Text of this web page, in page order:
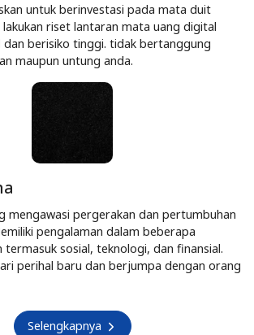
untuk berinvestasi pada mata duit
riset lantaran mata uang digital
dan berisiko tinggi. tidak bertanggung
maupun untung anda.
mengawasi pergerakan dan pertumbuhan
pengalaman dalam beberapa
termasuk sosial, teknologi, dan finansial.
perihal baru dan berjumpa dengan orang
Selengkapnya